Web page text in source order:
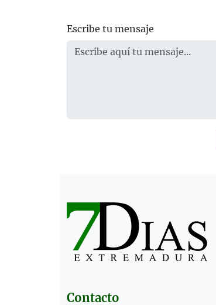
Escribe tu mensaje
Contacto